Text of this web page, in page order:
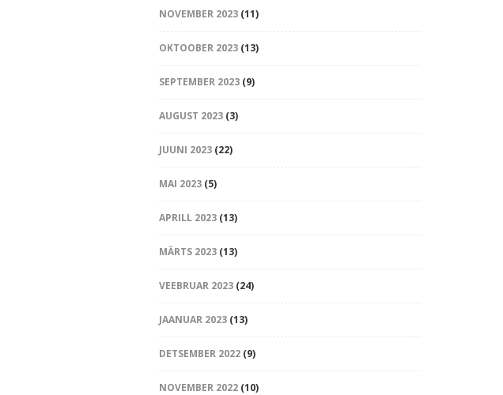
NOVEMBER 2023(11)
OKTOOBER 2023(13)
SEPTEMBER 2023(9)
AUGUST 2023(3)
JUUNI 2023(22)
MAI 2023(5)
APRILL 2023(13)
MÄRTS 2023(13)
VEEBRUAR 2023(24)
JAANUAR 2023(13)
DETSEMBER 2022(9)
NOVEMBER 2022(10)